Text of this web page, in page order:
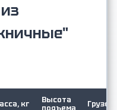
кг
Высота